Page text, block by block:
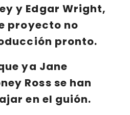
y Edgar Wright,
proyecto no
pronto.
ya Jane
Ross se han
en el guión.